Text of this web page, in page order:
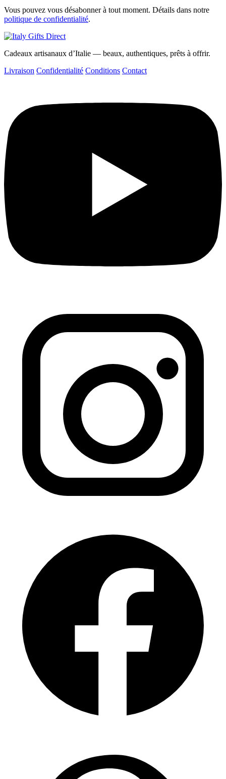
Vous pouvez vous désabonner à tout moment. Détails dans notre
politique de confidentialité.
Cadeaux artisanaux d’Italie — beaux, authentiques, prêts à offrir.
Livraison Confidentialité Conditions Contact